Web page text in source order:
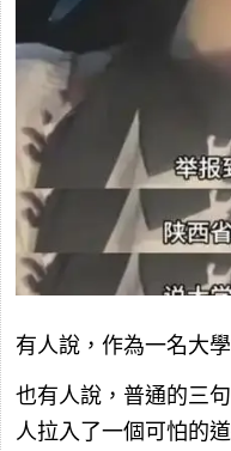
有人說，作為一名大
也有人說，普通的三
人拉入了一個可怕的